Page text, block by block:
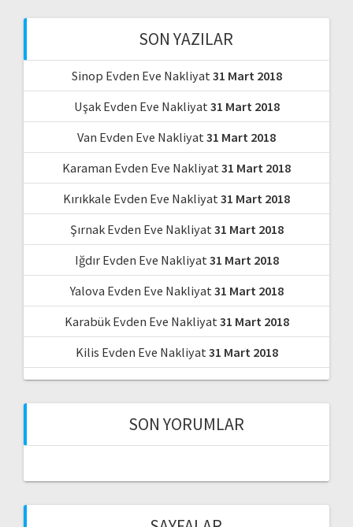
SON YAZILAR
Sinop Evden Eve Nakliyat31 Mart 2018
Uşak Evden Eve Nakliyat31 Mart 2018
Van Evden Eve Nakliyat31 Mart 2018
Karaman Evden Eve Nakliyat31 Mart 2018
Kırıkkale Evden Eve Nakliyat31 Mart 2018
Şırnak Evden Eve Nakliyat31 Mart 2018
Iğdır Evden Eve Nakliyat31 Mart 2018
Yalova Evden Eve Nakliyat31 Mart 2018
Karabük Evden Eve Nakliyat31 Mart 2018
Kilis Evden Eve Nakliyat31 Mart 2018
SON YORUMLAR